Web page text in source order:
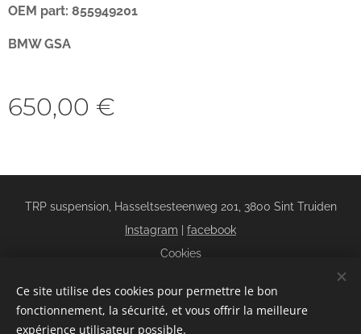
OEM part: 855949201
BMW GSA
650,00 €
TRP suspension, Hasseltsesteenweg 201, 3800 Sint Truiden
Instagram
facebook
Cookies
Nederlands
Français
Ce site utilise des cookies pour permettre le bon
fonctionnement, la sécurité, et vous offrir la meilleure
expérience utilisateur possible.